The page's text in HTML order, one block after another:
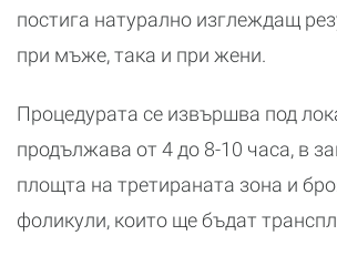
постига натурално изглеждащ
при мъже, така и при жени.
Процедурата се извършва под
продължава от 4 до 8-10 часа, в
площта на третираната зона и
фоликули, които ще бъдат